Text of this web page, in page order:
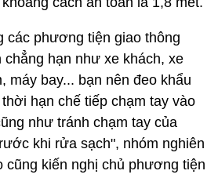
các phương tiện giao thông
chẳng hạn như xe khách, xe
máy bay... bạn nên đeo khẩu
hạn chế tiếp chạm tay vào
như tránh chạm tay của
khi rửa sạch", nhóm nghiên
cũng kiến nghị chủ phương tiện